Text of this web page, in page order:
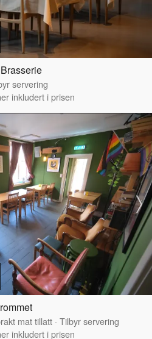
servering
inkludert i prisen
mat tillatt · Tilbyr servering
inkludert i prisen